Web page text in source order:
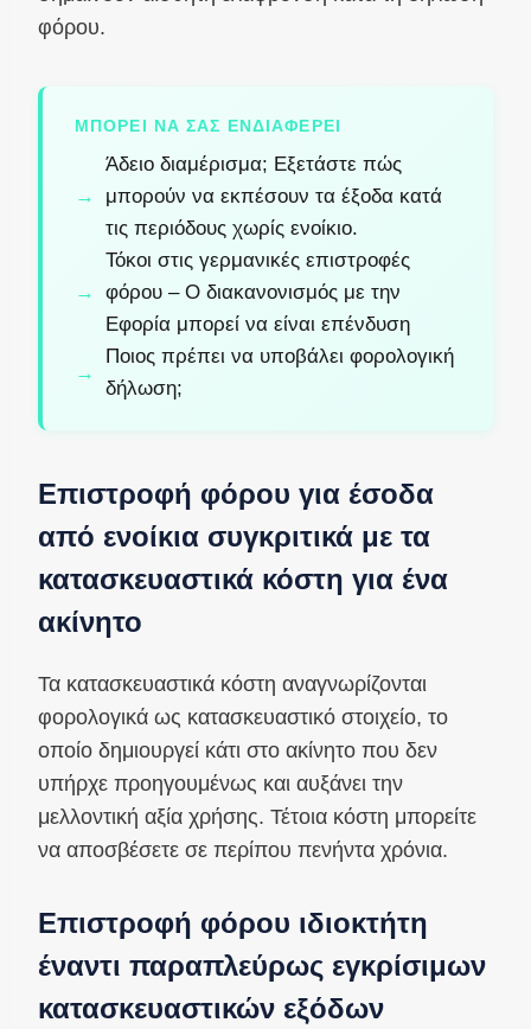
φόρου.
ΜΠΟΡΕΊ ΝΑ ΣΑΣ ΕΝΔΙΑΦΈΡΕΙ
Άδειο διαμέρισμα; Εξετάστε πώς
μπορούν να εκπέσουν τα έξοδα κατά
τις περιόδους χωρίς ενοίκιο.
Τόκοι στις γερμανικές επιστροφές
φόρου – Ο διακανονισμός με την
Εφορία μπορεί να είναι επένδυση
Ποιος πρέπει να υποβάλει φορολογική
δήλωση;
Επιστροφή φόρου για έσοδα
από ενοίκια συγκριτικά με τα
κατασκευαστικά κόστη για ένα
ακίνητο
Τα κατασκευαστικά κόστη αναγνωρίζονται
φορολογικά ως κατασκευαστικό στοιχείο, το
οποίο δημιουργεί κάτι στο ακίνητο που δεν
υπήρχε προηγουμένως και αυξάνει την
μελλοντική αξία χρήσης. Τέτοια κόστη μπορείτε
να αποσβέσετε σε περίπου πενήντα χρόνια.
Επιστροφή φόρου ιδιοκτήτη
έναντι παραπλεύρως εγκρίσιμων
κατασκευαστικών εξόδων